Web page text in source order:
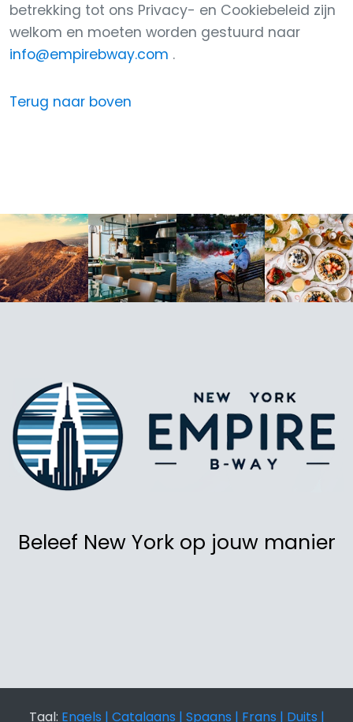
betrekking tot ons Privacy- en Cookiebeleid zijn
welkom en moeten worden gestuurd naar
info@empirebway.com .
Terug naar boven
Beleef New York op jouw manier
Taal: Engels | Catalaans | Spaans | Frans | Duits |